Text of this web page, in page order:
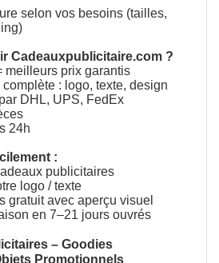
selon vos besoins (tailles,
Cadeauxpublicitaire.com ?
meilleurs prix garantis
: logo, texte, design
DHL, UPS, FedEx
24h
:
publicitaires
logo / texte
gratuit avec aperçu visuel
en 7–21 jours ouvrés
–Goodies
Promotionnels